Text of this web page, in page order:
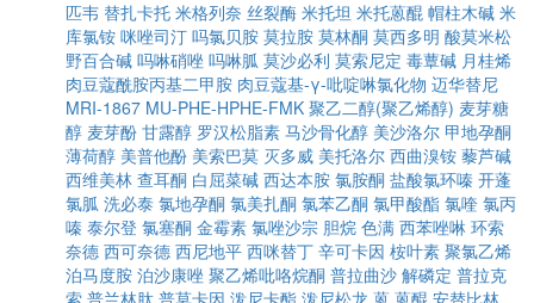
匹韦 替扎卡托 米格列奈 丝裂酶 米托坦 米托蒽醌 帽柱木碱 米
库氯铵 咪唑司汀 吗氯贝胺 莫拉胺 莫林酮 莫西多明 酸莫米松
野百合碱 吗啉硝唑 吗啉胍 莫沙必利 莫索尼定 毒蕈碱 月桂烯
肉豆蔻酰胺丙基二甲胺 肉豆蔻基-γ-吡啶啉氯化物 迈华替尼
MRI-1867 MU-PHE-HPHE-FMK 聚乙二醇(聚乙烯醇) 麦芽糖
醇 麦芽酚 甘露醇 罗汉松脂素 马沙骨化醇 美沙洛尔 甲地孕酮
薄荷醇 美普他酚 美索巴莫 灭多威 美托洛尔 西曲溴铵 藜芦碱
西维美林 查耳酮 白屈菜碱 西达本胺 氯胺酮 盐酸氯环嗪 开蓬
氯胍 洗必泰 氯地孕酮 氯美扎酮 氯苯乙酮 氯甲酸酯 氯喹 氯丙
嗪 泰尔登 氯塞酮 金霉素 氯唑沙宗 胆烷 色满 西苯唑啉 环索
奈德 西可奈德 西尼地平 西咪替丁 辛可卡因 桉叶素 聚氯乙烯
泊马度胺 泊沙康唑 聚乙烯吡咯烷酮 普拉曲沙 解磷定 普拉克
索 普兰林肽 普莫卡因 泼尼卡酯 泼尼松龙 蒽 蒽醌 安替比林